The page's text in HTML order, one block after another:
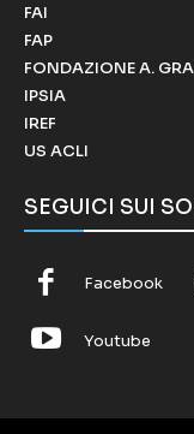
FAI
FAP
FONDAZIONE A.
IPSIA
IREF
US ACLI
SEGUICI SUI
Facebook
Youtube